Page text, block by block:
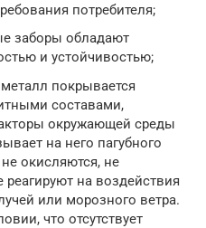
потребителя;
заборы обладают
и устойчивостью;
покрывается
составами,
окружающей среды
на него пагубного
окисляются, не
на воздействия
или морозного ветра.
что отсутствует